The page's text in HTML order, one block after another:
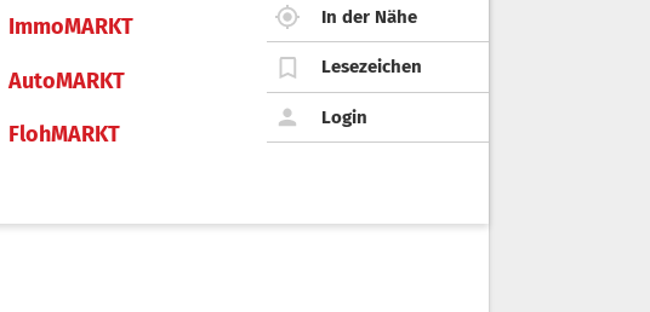
ImmoMARKT
AutoMARKT
FlohMARKT
In der Nähe
Lesezeichen
Login